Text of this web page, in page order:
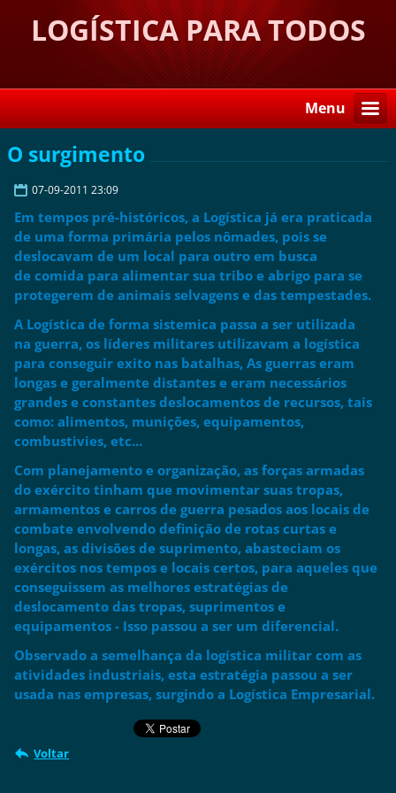
LOGÍSTICA PARA TODOS
Menu
O surgimento
07-09-2011 23:09
Em tempos pré-históricos, a Logística já era praticada
de uma forma primária pelos nômades, pois se
deslocavam de um local para outro em busca
de comida para alimentar sua tribo e abrigo para se
protegerem de animais selvagens e das tempestades.
A Logística de forma sistemica passa a ser utilizada
na guerra, os líderes militares utilizavam a logística
para conseguir exito nas batalhas, As guerras eram
longas e geralmente distantes e eram necessários
grandes e constantes deslocamentos de recursos, tais
como: alimentos, munições, equipamentos,
combustivies, etc...
Com planejamento e organização, as forças armadas
do exército tinham que movimentar suas tropas,
armamentos e carros de guerra pesados aos locais de
combate envolvendo definição de rotas curtas e
longas, as divisões de suprimento, abasteciam os
exércitos nos tempos e locais certos, para aqueles que
conseguissem as melhores estratégias de
deslocamento das tropas, suprimentos e
equipamentos - Isso passou a ser um diferencial.
Observado a semelhança da logística militar com as
atividades industriais, esta estratégia passou a ser
usada nas empresas, surgindo a Logística Empresarial.
Voltar